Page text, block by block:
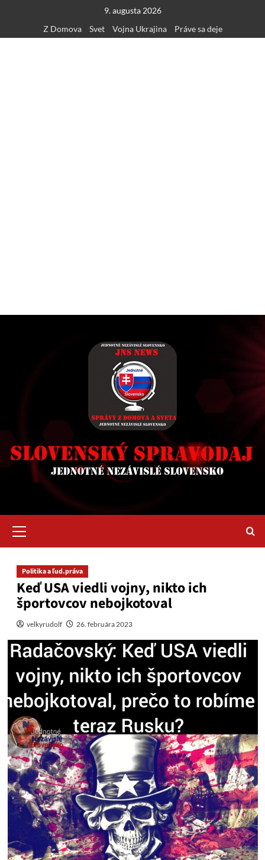
content
9. augusta 2026
Z Domova
Svet Vojna Ukrajina Práve sa deje
Menu
Politika a ľud.práva
Keď USA viedli vojny, nikto ich
športovcov nebojkotoval
velkyrudolf 26. februára 2023